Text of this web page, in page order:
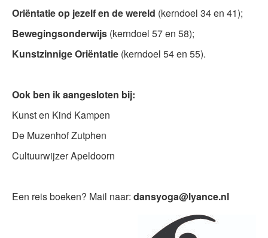
Oriëntatie op jezelf en de wereld (kerndoel 34 en 41);
Bewegingsonderwijs (kerndoel 57 en 58);
Kunstzinnige Oriëntatie (kerndoel 54 en 55).
Ook ben ik aangesloten bij:
Kunst en Kind Kampen
De Muzenhof Zutphen
Cultuurwijzer Apeldoorn
Een reis boeken? Mail naar: dansyoga@lyance.nl